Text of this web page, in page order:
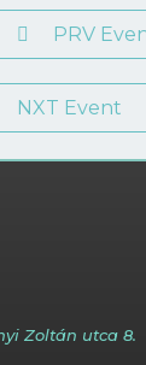
PRV
NXT Event
Zoltán utca 8.